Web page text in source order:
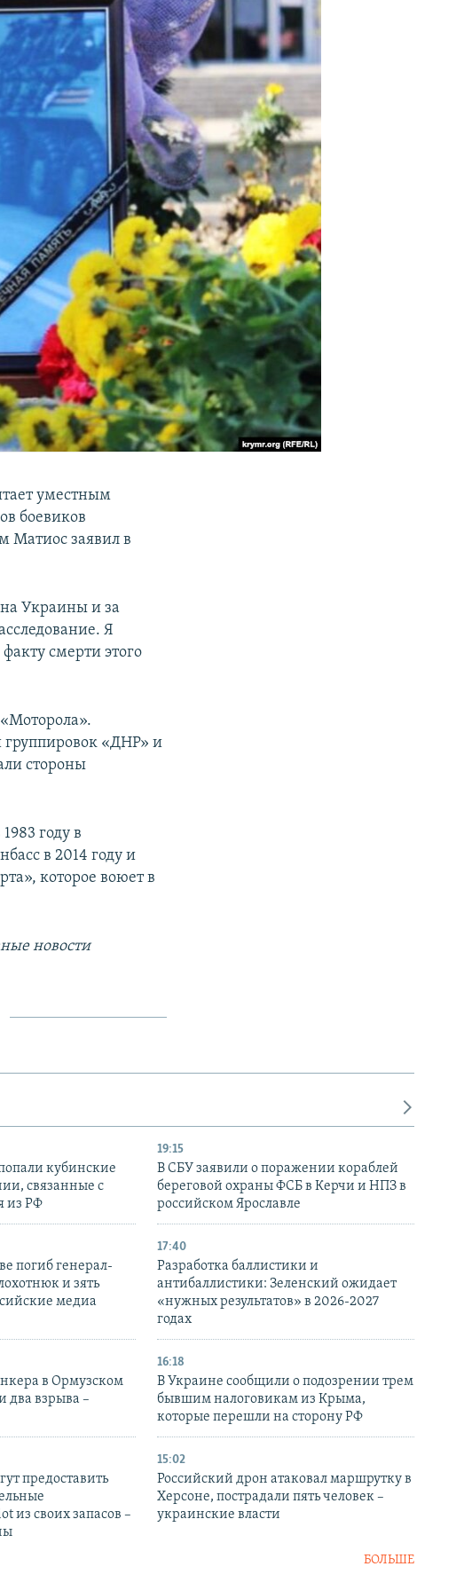
уместным
боевиков
Матиос заявил в
Украины и за
Я
смерти этого
группировок «ДНР» и
стороны
году в
в 2014 году и
которое воюет в
новости
кубинские
связанные с
из РФ
19:15
В СБУ заявили о поражении кораблей
береговой охраны ФСБ в Керчи и НПЗ в
российском Ярославле
погиб генерал-
и зять
медиа
17:40
Разработка баллистики и
антибаллистики: Зеленский ожидает
«нужных результатов» в 2026-2027
годах
в Ормузском
два взрыва –
16:18
В Украине сообщили о подозрении трем
бывшим налоговикам из Крыма,
которые перешли на сторону РФ
предоставить
из своих запасов –
15:02
Российский дрон атаковал маршрутку в
Херсоне, пострадали пять человек –
украинские власти
БОЛЬШЕ